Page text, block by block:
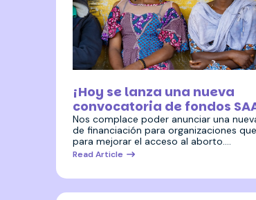
¡Hoy se lanza una nueva
convocatoria de fondos
Nos complace poder anunciar una
de financiación para organizaciones
para mejorar el acceso al aborto.…
Read Article